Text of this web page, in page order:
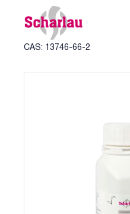
CAS: 13746-66-2